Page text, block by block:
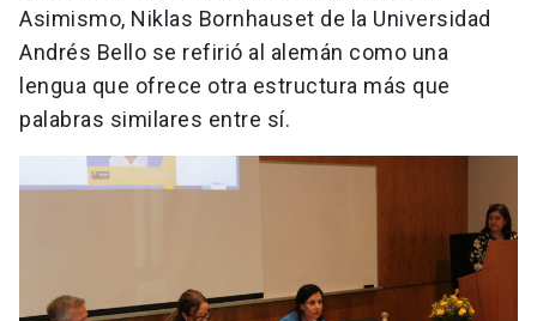
Asimismo, Niklas Bornhauset de la Universidad
Andrés Bello se refirió al alemán como una
lengua que ofrece otra estructura más que
palabras similares entre sí.